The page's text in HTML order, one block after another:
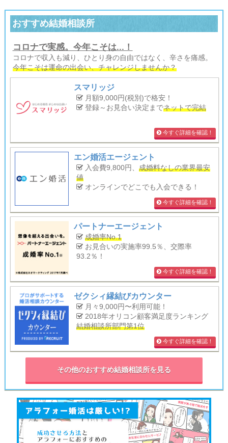
おすすめ結婚相談所
コロナで実感。今年こそは...！
コロナで収入も減り、ひとり身の自由ではなく、辛さを痛感。
今年こそは運命の出会い、チャレンジしませんか？
スマリッジ
月額9,000円(税別)で格安！
登録～お見合い決定までネットで完結
今すぐ詳細を確認！
エン婚活エージェント
入会費9,800円、成婚料なしの業界最安
値
オンラインでどこでも入会できる！
今すぐ詳細を確認！
パートナーエージェント
成婚率No.1
お見合いの実施率99.5％、交際率
93.2％！
今すぐ詳細を確認！
ゼクシィ縁結びカウンター
月々9,000円〜利用可能！
2018年オリコン顧客満足度ランキング
結婚相談所部門第1位
今すぐ詳細を確認！
その他のおすすめ結婚相談所を見る